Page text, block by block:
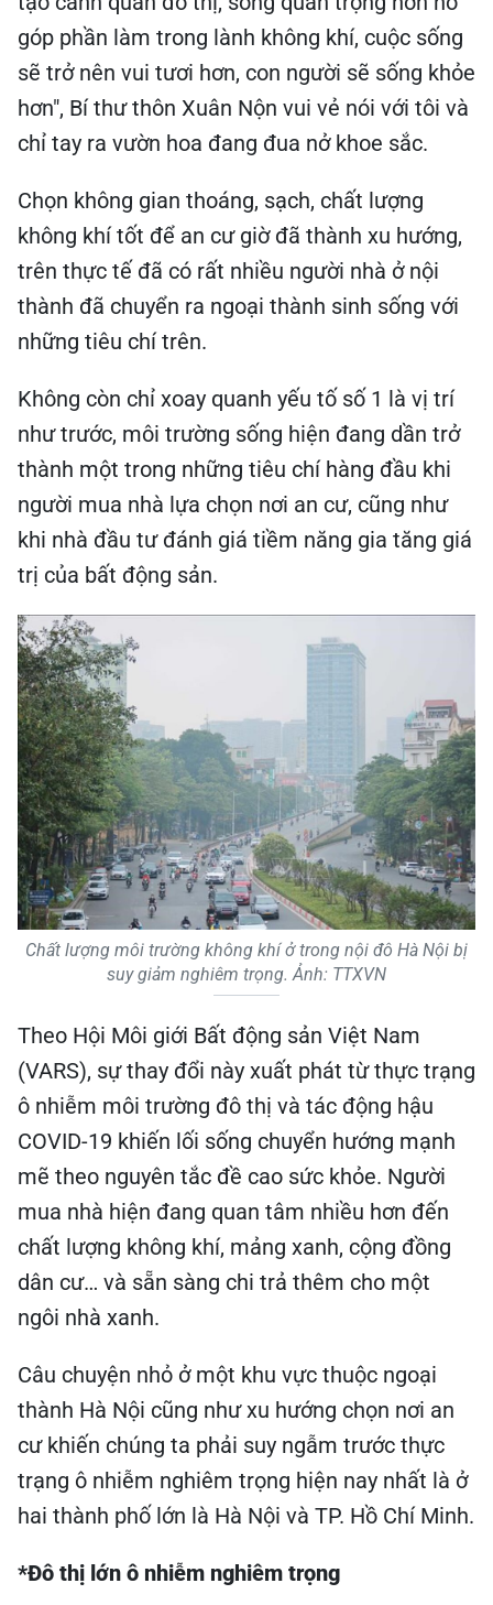
góp phần làm trong lành không khí, cuộc sống
sẽ trở nên vui tươi hơn, con người sẽ sống khỏe
hơn", Bí thư thôn Xuân Nộn vui vẻ nói với tôi và
chỉ tay ra vườn hoa đang đua nở khoe sắc.
Chọn không gian thoáng, sạch, chất lượng
không khí tốt để an cư giờ đã thành xu hướng,
trên thực tế đã có rất nhiều người nhà ở nội
thành đã chuyển ra ngoại thành sinh sống với
những tiêu chí trên.
Không còn chỉ xoay quanh yếu tố số 1 là vị trí
như trước, môi trường sống hiện đang dần trở
thành một trong những tiêu chí hàng đầu khi
người mua nhà lựa chọn nơi an cư, cũng như
khi nhà đầu tư đánh giá tiềm năng gia tăng giá
trị của bất động sản.
Chất lượng môi trường không khí ở trong nội đô Hà Nội bị
suy giảm nghiêm trọng. Ảnh: TTXVN
Theo Hội Môi giới Bất động sản Việt Nam
(VARS), sự thay đổi này xuất phát từ thực trạng
ô nhiễm môi trường đô thị và tác động hậu
COVID-19 khiến lối sống chuyển hướng mạnh
mẽ theo nguyên tắc đề cao sức khỏe. Người
mua nhà hiện đang quan tâm nhiều hơn đến
chất lượng không khí, mảng xanh, cộng đồng
dân cư… và sẵn sàng chi trả thêm cho một
ngôi nhà xanh.
Câu chuyện nhỏ ở một khu vực thuộc ngoại
thành Hà Nội cũng như xu hướng chọn nơi an
cư khiến chúng ta phải suy ngẫm trước thực
trạng ô nhiễm nghiêm trọng hiện nay nhất là ở
hai thành phố lớn là Hà Nội và TP. Hồ Chí Minh.
*Đô thị lớn ô nhiễm nghiêm trọng